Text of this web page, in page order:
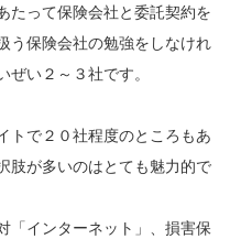
たって保険会社と委託契約を
う保険会社の勉強をしなけれ
い２～３社です。
トで２０社程度のところもあ
肢が多いのはとても魅力的で
「インターネット」、損害保